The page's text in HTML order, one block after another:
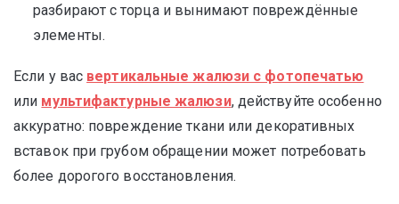
разбирают с торца и вынимают повреждённые
элементы.
Если у вас вертикальные жалюзи с фотопечатью
или мультифактурные жалюзи, действуйте особенно
аккуратно: повреждение ткани или декоративных
вставок при грубом обращении может потребовать
более дорогого восстановления.